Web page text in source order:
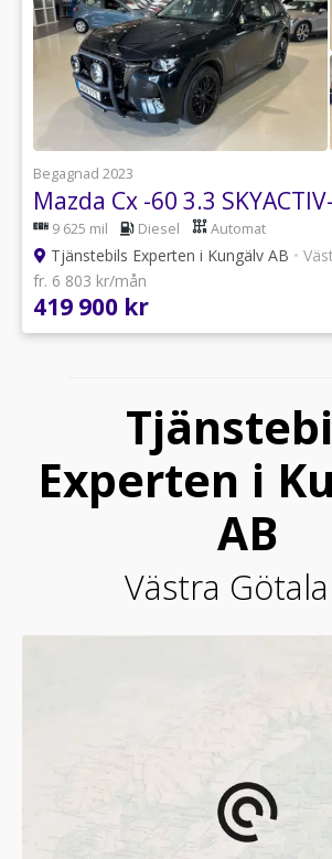
Begagnad 2023
9 625 mil Diesel Automat
Tjänstebils Experten i Kungälv AB •
fr. 6 803 kr/mån
419 900 kr
Experten i
AB
Västra